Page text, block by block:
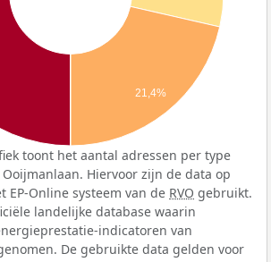
21,4%
toont het aantal adressen per type
Hiervoor zijn de data op
EP-Online systeem van de RVO gebruikt.
landelijke database waarin
indicatoren van
De gebruikte data gelden voor